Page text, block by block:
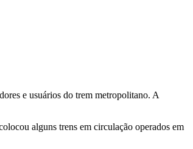
e usuários do trem metropolitano. A
alguns trens em circulação operados em